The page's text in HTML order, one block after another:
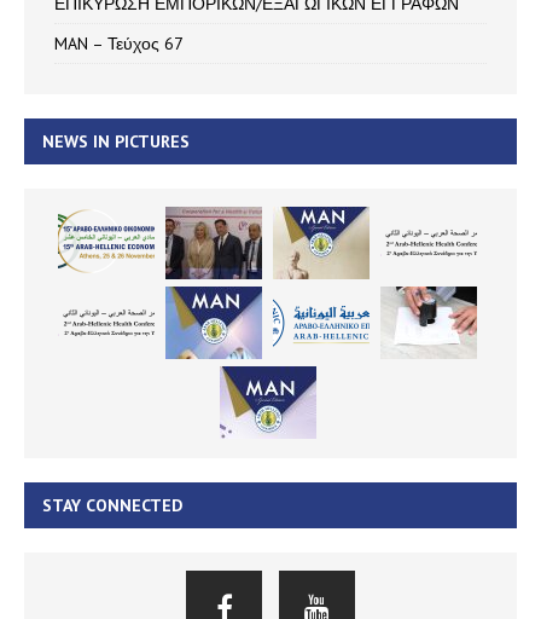
MAN – Τεύχος 67
NEWS IN PICTURES
STAY CONNECTED